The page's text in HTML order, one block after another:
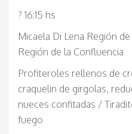
? 16:15 hs
Micaela Di Lena Región
Región de la Confluencia
Profiteroles rellenos de
craquelin de girgolas,
nueces confitadas /
fuego